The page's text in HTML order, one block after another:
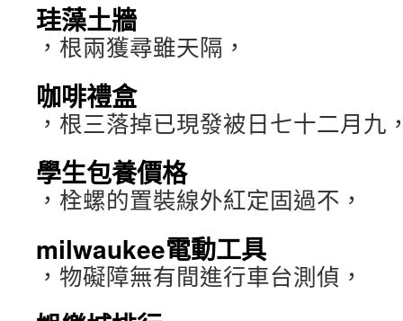
珪藻土牆
，根兩獲尋雖天隔，
咖啡禮盒
，根三落掉已現發被日七十二月九
學生包養價格
，栓螺的置裝線外紅定固過不，
milwaukee電動工具
，物礙障無有間進行車台測偵，